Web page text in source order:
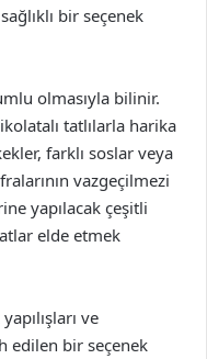
bir seçenek
olmasıyla bilinir.
tatlılarla harika
farklı soslar veya
vazgeçilmezi
yapılacak çeşitli
elde etmek
ve
edilen bir seçenek